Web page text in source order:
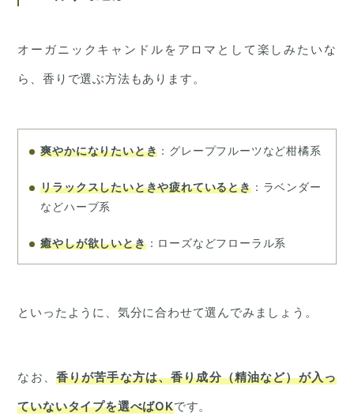
オーガニックキャンドルをアロマとして楽しみたいな
ら、香りで選ぶ方法もあります。
爽やかになりたいとき ：グレープフルーツなど柑橘系
リラックスしたいときや疲れているとき：ラベンダー
などハーブ系
癒やしが欲しいとき：ローズなどフローラル系
といったように、気分に合わせて選んでみましょう。
なお、 香りが苦手な方は、香り成分（精油など）が入っ
ていないタイプを選べばOKです。